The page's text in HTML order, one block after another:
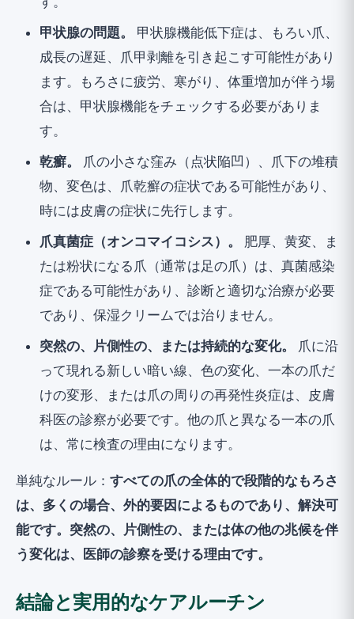
甲状腺の問題。
甲状腺機能低下症は、もろい爪、
成長の遅延、爪甲剥離を引き起こす可能性があり
ます。もろさに疲労、寒がり、体重増加が伴う場
合は、甲状腺機能をチェックする必要がありま
す。
乾癬。
爪の小さな窪み（点状陥凹）、爪下の堆積
物、変色は、爪乾癬の症状である可能性があり、
時には皮膚の症状に先行します。
爪真菌症（オンコマイコシス）。
肥厚、黄変、ま
たは粉状になる爪（通常は足の爪）は、真菌感染
症である可能性があり、診断と適切な治療が必要
であり、保湿クリームでは治りません。
突然の、片側性の、または持続的な変化。
爪に沿
って現れる新しい暗い線、色の変化、一本の爪だ
けの変形、または爪の周りの再発性炎症は、皮膚
科医の診察が必要です。他の爪と異なる一本の爪
は、常に検査の理由になります。
単純なルール： すべての爪の全体的で段階的なもろさ
は、多くの場合、外的要因によるものであり、解決可
能です。突然の、片側性の、または体の他の兆候を伴
う変化は、医師の診察を受ける理由です。
結論と実用的なケアルーチン